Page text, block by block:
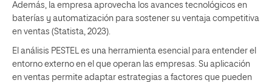
Además, la empresa aprovecha los avances tecnológicos en
baterías y automatización para sostener su ventaja competitiva
en ventas (Statista, 2023).
El análisis PESTEL es una herramienta esencial para entender el
entorno externo en el que operan las empresas. Su aplicación
en ventas permite adaptar estrategias a factores que pueden